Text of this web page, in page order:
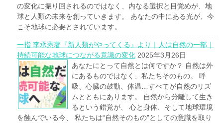
の変化に振り回されるのではなく、内なる選択と目覚めが、地
球と人類の未来を創っていきます。 あなたの中にある光が、今
こそ地球に必要とされています。
一指 李承憲著『新人類がやってくる』より｜人は自然の一部｜
持続可能な地球につながる意識の変化2025年3月26日
あなたにとって自然とは何ですか？ 自然は外
にあるものではなく、私たちそのもの。 呼
吸、心臓の鼓動、体温…すべてが自然のリズ
ムとともにあります。 自然から分離して生き
るという錯覚が、 心と身体、そして地球環境
を蝕んでいる今、 私たちは“自然そのもの”としての意識を取り